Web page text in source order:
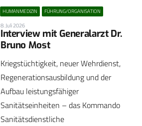
HUMANMEDIZIN FÜHRUNG/ORGANISATION
8. Juli 2026
Interview mit Generalarzt Dr.
Bruno Most
Kriegstüchtigkeit, neuer Wehrdienst,
Regenerationsausbildung und der
Aufbau leistungsfähiger
Sanitätseinheiten – das Kommando
Sanitätsdienstliche